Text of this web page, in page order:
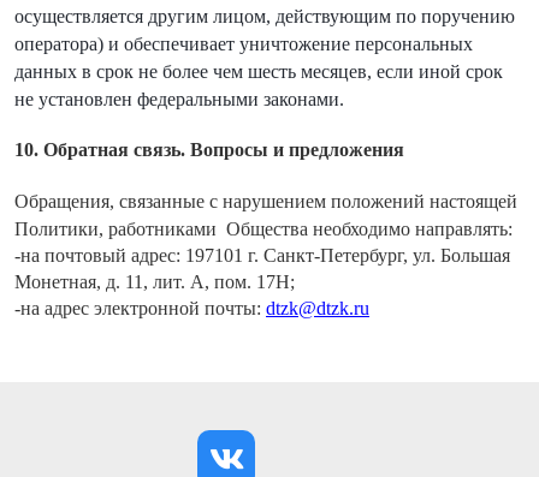
осуществляется другим лицом, действующим по поручению
оператора) и обеспечивает уничтожение персональных
данных в срок не более чем шесть месяцев, если иной срок
не установлен федеральными законами.
10. Обратная связь. Вопросы и предложения
Обращения, связанные с нарушением положений настоящей
Политики, работниками Общества необходимо направлять:
-на почтовый адрес: 197101 г. Санкт-Петербург, ул. Большая
Монетная, д. 11, лит. А, пом. 17Н;
-на адрес электронной почты: dtzk@dtzk.ru